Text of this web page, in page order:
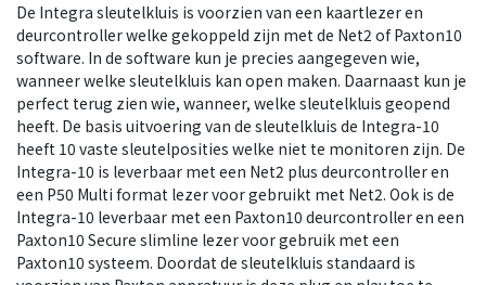
De Integra sleutelkluis is voorzien van een kaartlezer en
deurcontroller welke gekoppeld zijn met de Net2 of Paxton10
software. In de software kun je precies aangegeven wie,
wanneer welke sleutelkluis kan open maken. Daarnaast kun je
perfect terug zien wie, wanneer, welke sleutelkluis geopend
heeft. De basis uitvoering van de sleutelkluis de Integra-10
heeft 10 vaste sleutelposities welke niet te monitoren zijn. De
Integra-10 is leverbaar met een Net2 plus deurcontroller en
een P50 Multi format lezer voor gebruikt met Net2. Ook is de
Integra-10 leverbaar met een Paxton10 deurcontroller en een
Paxton10 Secure slimline lezer voor gebruik met een
Paxton10 systeem. Doordat de sleutelkluis standaard is